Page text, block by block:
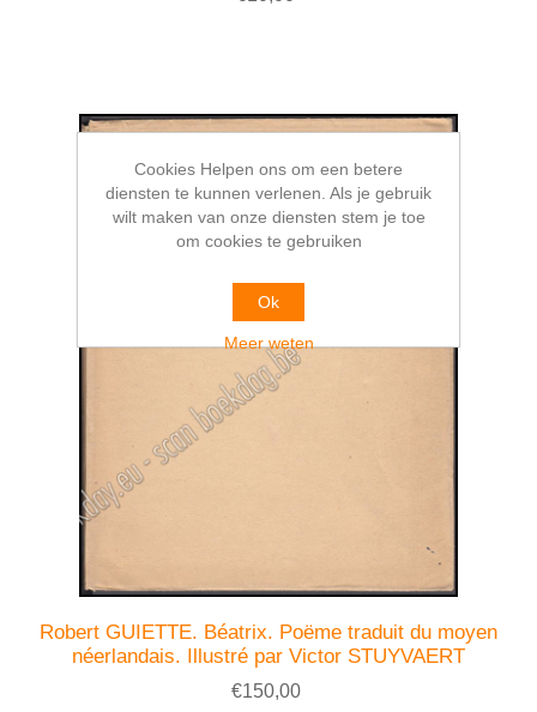
Robert GUIETTE. Béatrix. Poëme traduit du moyen
néerlandais. Illustré par Victor STUYVAERT
€150,00
Cookies Helpen ons om een betere
diensten te kunnen verlenen. Als je gebruik
wilt maken van onze diensten stem je toe
om cookies te gebruiken
Ok
Meer weten